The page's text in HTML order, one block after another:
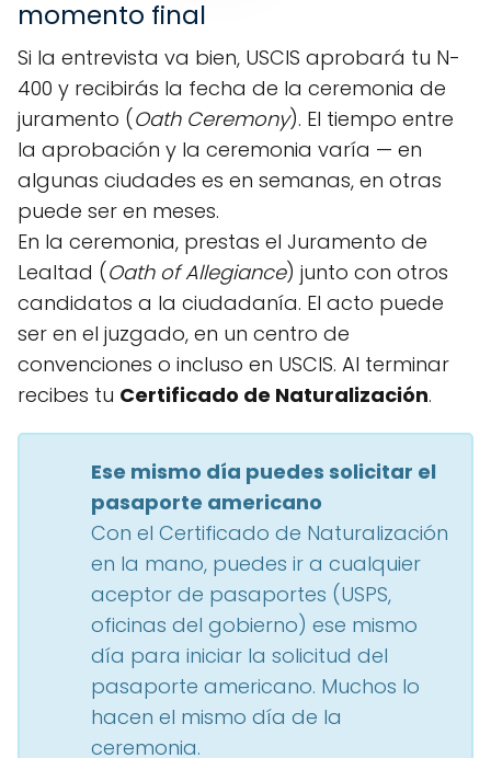
momento final
Si la entrevista va bien, USCIS aprobará tu N-
400 y recibirás la fecha de la ceremonia de
juramento (Oath Ceremony). El tiempo entre
la aprobación y la ceremonia varía — en
algunas ciudades es en semanas, en otras
puede ser en meses.
En la ceremonia, prestas el Juramento de
Lealtad (Oath of Allegiance) junto con otros
candidatos a la ciudadanía. El acto puede
ser en el juzgado, en un centro de
convenciones o incluso en USCIS. Al terminar
recibes tu Certificado de Naturalización.
Ese mismo día puedes solicitar el
pasaporte americano
Con el Certificado de Naturalización
en la mano, puedes ir a cualquier
aceptor de pasaportes (USPS,
oficinas del gobierno) ese mismo
día para iniciar la solicitud del
pasaporte americano. Muchos lo
hacen el mismo día de la
ceremonia.